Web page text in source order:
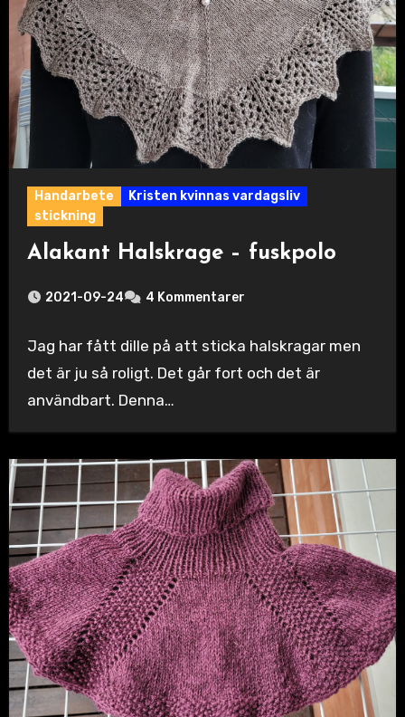
Handarbete
Kristen kvinnas vardagsliv
stickning
Alakant Halskrage – fuskpolo
2021-09-24 4 Kommentarer
Jag har fått dille på att sticka halskragar men
det är ju så roligt. Det går fort och det är
användbart. Denna…